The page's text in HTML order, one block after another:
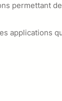
permettant
applications